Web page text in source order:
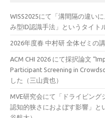
WISS2025にて「溝間隔の違い
み型ID認識手法」というタイト
2026年度春 中村研 全体ゼミの
ACM CHI 2026 にて採択論文
Participant Screening in
した（三山貴也）
MVE研究会にて「ドライビン
認知的狭さにおよぼす影響」と